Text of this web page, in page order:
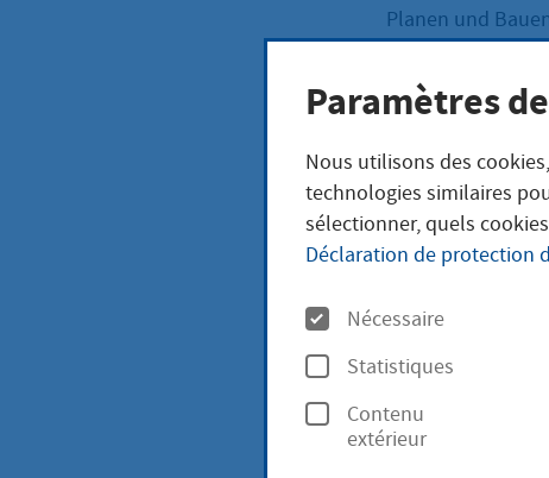
Planen und Bauen
Gemeinsam
Hier finden Sie
Paramètres
Nous utilisons des
technologies similaires
sélectionner, quels
Déclaration de protection
O
p
t
i
Nécessaire
Statistiques
Contenu
extérieur